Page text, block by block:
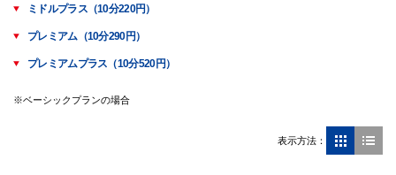
ミドルプラス（10分220円）
プレミアム（10分290円）
プレミアムプラス（10分520円）
※ベーシックプランの場合
表示方法：